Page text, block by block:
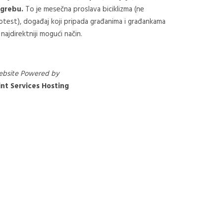
To je mesečna proslava biciklizma (ne
događaj koji pripada građanima i građankama
mogući način.
Powered by
Services Hosting